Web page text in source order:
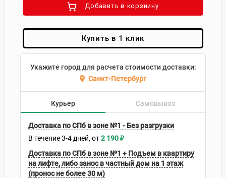
Добавить в корзиину
Купить в 1 клик
Укажите город для расчета стоимости доставки:
Санкт-Петербург
Курьер Самовывоз
Доставка по СПб в зоне №1 - Без разгрузки
В течение3-4 дней 2 190₽
Доставка по СПб в зоне №1 + Подъем в квартиру
на лифте, либо занос в частный дом на 1 этаж
(пронос не более 30 м)